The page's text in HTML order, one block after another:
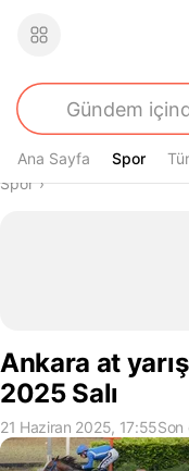
Ana Sayfa Spor
Spor
Buradasın
Spor›
Ankara at
2025 Salı
21 Haziran 2025, 17:55Son